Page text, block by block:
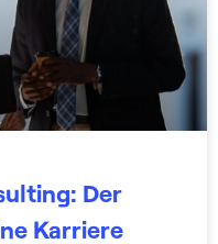
Der
Karriere